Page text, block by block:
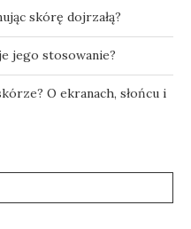
skórę dojrzałą?
jego stosowanie?
O ekranach, słońcu i